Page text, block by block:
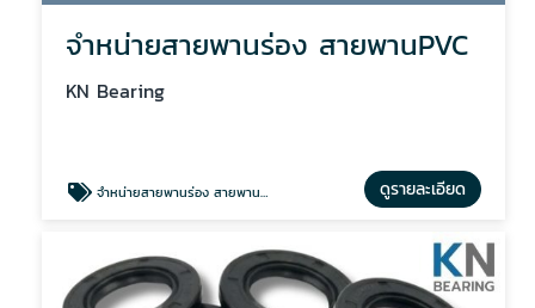
จำหน่ายสายพานร่อง สายพานPVC
KN Bearing
จำหน่ายสายพานร่อง สายพานPVC ดูรายละเอียด